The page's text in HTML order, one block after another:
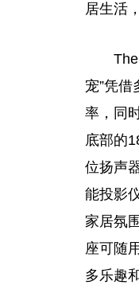
居生活
宠”凭
率，同
底部的
位扬声
能投影
家居氛
座可随
多乐趣